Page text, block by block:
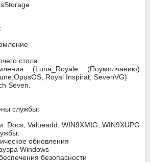
стола
(Luna_Royale (Поумолчанию)
Royal Inspirat, SevenVG)
Seven.
службы:
Docs, Valueadd, WIN9XMIG, WIN9XUPG
обновления
Windows
безопасности